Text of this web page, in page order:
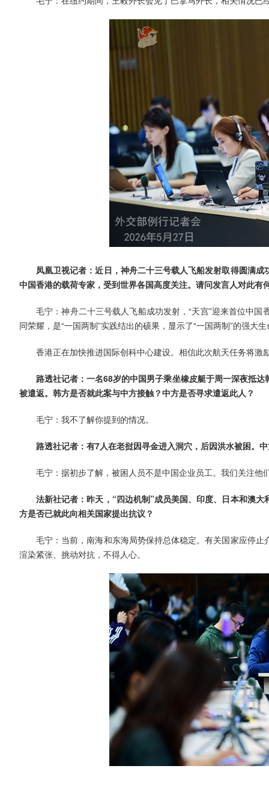
凤凰卫视记者：近日，神舟二十三号载人飞船发射取得圆满
中国香港的载荷专家，受到世界各国高度关注。请问发言人对此有
毛宁：神舟二十三号载人飞船成功发射，“天宫”迎来首位中
同荣耀，是“一国两制”实践结出的硕果，显示了“一国两制”的强大
香港正在加快推进国际创科中心建设。相信此次航天任务将激
路透社记者：一名68岁的中国男子乘坐橡皮艇于周一深夜抵
被遣返。韩方是否就此案与中方接触？中方是否寻求遣返此人？
毛宁：我不了解你提到的情况。
路透社记者：有7人在老挝因寻金进入洞穴，后因洪水被困。
毛宁：据初步了解，被困人员不是中国企业员工。我们关注他
法新社记者：昨天，“四边机制”成员美国、印度、日本和澳
方是否已就此向相关国家提出抗议？
毛宁：当前，南海和东海局势保持总体稳定。有关国家应停
渲染紧张、挑动对抗，不得人心。